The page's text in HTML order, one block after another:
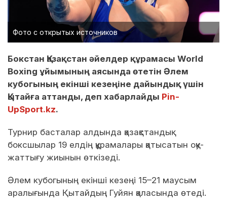
Фото с открытых источников
Бокстан Қазақстан әйелдер құрамасы World
Boxing ұйымының аясында өтетін Әлем
кубогының екінші кезеңіне дайындық үшін
Қытайға аттанды, деп хабарлайды Pin-
UpSport.kz.
Турнир басталар алдында қазақстандық
боксшылар 19 елдің құрамалары қатысатын оқу-
жаттығу жиынын өткізеді.
Әлем кубогының екінші кезеңі 15–21 маусым
аралығында Қытайдың Гуйян қаласында өтеді.